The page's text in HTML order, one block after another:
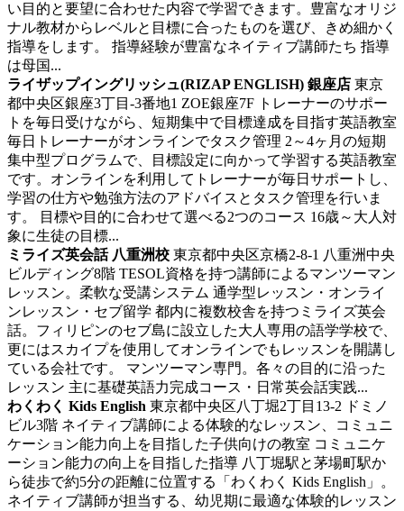
い目的と要望に合わせた内容で学習できます。豊富なオリジ
ナル教材からレベルと目標に合ったものを選び、きめ細かく
指導をします。 指導経験が豊富なネイティブ講師たち 指導
は母国...
ライザップイングリッシュ(RIZAP ENGLISH) 銀座店 東京
都中央区銀座3丁目‐3番地1 ZOE銀座7F トレーナーのサポー
トを毎日受けながら、短期集中で目標達成を目指す英語教室
毎日トレーナーがオンラインでタスク管理 2～4ヶ月の短期
集中型プログラムで、目標設定に向かって学習する英語教室
です。オンラインを利用してトレーナーが毎日サポートし、
学習の仕方や勉強方法のアドバイスとタスク管理を行いま
す。 目標や目的に合わせて選べる2つのコース 16歳～大人対
象に生徒の目標...
ミライズ英会話 八重洲校 東京都中央区京橋2‐8‐1 八重洲中央
ビルディング8階 TESOL資格を持つ講師によるマンツーマン
レッスン。柔軟な受講システム 通学型レッスン・オンライ
ンレッスン・セブ留学 都内に複数校舎を持つミライズ英会
話。フィリピンのセブ島に設立した大人専用の語学学校で、
更にはスカイプを使用してオンラインでもレッスンを開講し
ている会社です。 マンツーマン専門。各々の目的に沿った
レッスン 主に基礎英語力完成コース・日常英会話実践...
わくわく Kids English 東京都中央区八丁堀2丁目13-2 ドミノ
ビル3階 ネイティブ講師による体験的なレッスン、コミュニ
ケーション能力向上を目指した子供向けの教室 コミュニケ
ーション能力の向上を目指した指導 八丁堀駅と茅場町駅か
ら徒歩で約5分の距離に位置する「わくわく Kids English」。
ネイティブ講師が担当する、幼児期に最適な体験的レッスン